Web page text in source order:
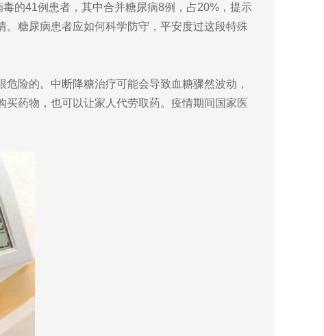
的41例患者，其中合并糖尿病8例，占20%，提示
糖尿病患者应如何科学防守，平安度过这段特殊
险的。中断降糖治疗可能会导致血糖骤然波动，
药物，也可以让家人代劳取药。疫情期间国家医